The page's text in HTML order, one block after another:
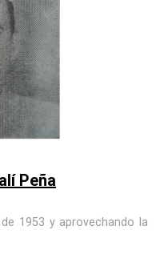
Peña
1953 y aprovechando la